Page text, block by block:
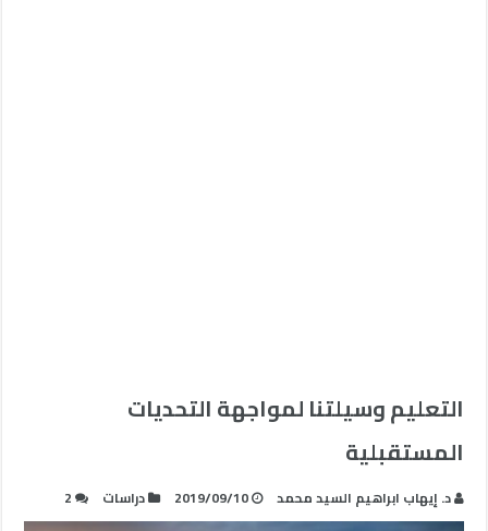
التعليم وسيلتنا لمواجهة التحديات
المستقبلية
د. إيهاب ابراهيم السيد محمد 2019/09/10 دراسات 2